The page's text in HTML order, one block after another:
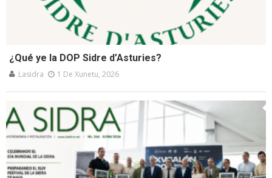
¿Qué ye la DOP Sidre d’Asturies?
Lasidra 1 De Xunetu, 2026